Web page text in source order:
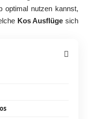
optimal nutzen kannst,
Kos Ausflüge sich